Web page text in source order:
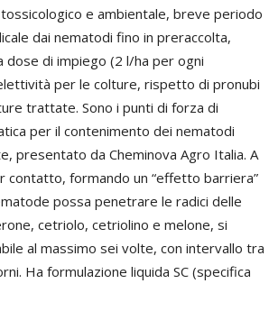
e ambientale, breve periodo
dai nematodi fino in preraccolta,
di impiego (2 l/ha per ogni
per le colture, rispetto di pronubi
trattate. Sono i punti di forza di
per il contenimento dei nematodi
presentato da Cheminova Agro Italia. A
contatto, formando un “effetto barriera”
possa penetrare le radici delle
cetriolo, cetriolino e melone, si
al massimo sei volte, con intervallo tra
Ha formulazione liquida SC (specifica